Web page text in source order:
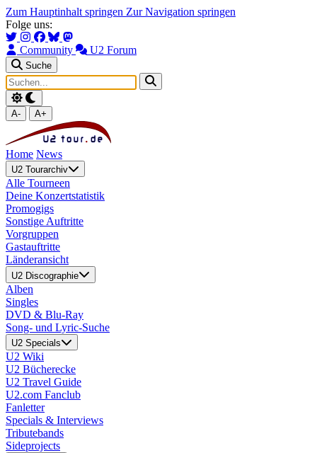
Zum Hauptinhalt springen Zur Navigation springen
Folge uns:
Community U2 Forum
Suche
A- A+
Home News
U2 Tourarchiv
Alle Tourneen
Deine Konzertstatistik
Promogigs
Sonstige Auftritte
Vorgruppen
Gastauftritte
Länderansicht
U2 Discographie
Alben
Singles
DVD & Blu-Ray
Song- und Lyric-Suche
U2 Specials
U2 Wiki
U2 Bücherecke
U2 Travel Guide
U2.com Fanclub
Fanletter
Specials & Interviews
Tributebands
Sideprojects